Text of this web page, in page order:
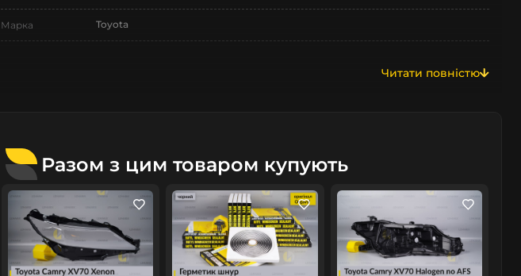
Марка Toyota
Покоління
Рік випуску
Стан
Тип запчастини Аналог
Читати повністю
Разом з цим товаром купують